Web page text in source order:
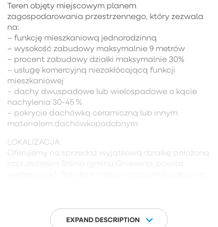
Teren objęty miejscowym planem
zagospodarowania przestrzennego, który zezwala
na:
– funkcję mieszkaniową jednorodzinną
– wysokość zabudowy maksymalnie 9 metrów
– procent zabudowy działki maksymalnie 30%
– usługę komercyjną niezakłócającą funkcji
mieszkaniowej
– dachy dwuspadowe lub wielospadowe o kącie
nachylenia 30-45 %
– pokrycie dachówką ceramiczną lub innym
materiałem dachówkopodobnym
LOKALIZACJA:
Oferujemy na sprzedaż wyjątkową działkę położoną
nad Jeziorem Salino (gmina Gniewino, powiat
spokojnej atmosfery. Otoczona jest pięknymi lasami
oraz licznymi jeziorami, w tym jeziorami Salino i
EXPAND DESCRIPTION